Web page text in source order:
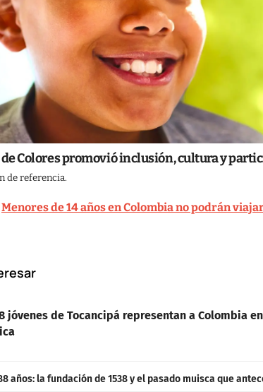
de Colores promovió inclusión, cultura y
de referencia.
Menores de 14 años en Colombia no podrán
jóvenes de Tocancipá representan a Colombia
años: la fundación de 1538 y el pasado muisca que